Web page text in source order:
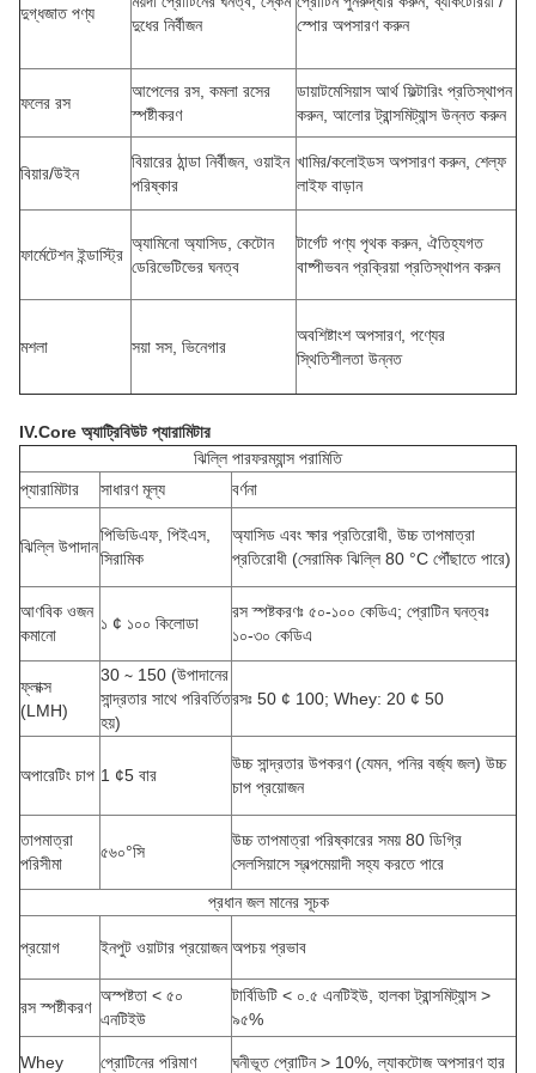
দুগ্ধজাত পণ্য
দুধের নির্বীজন
স্পোর অপসারণ করুন
ফলের রস
আপেলের রস, কমলা রসের
স্পষ্টীকরণ
ডায়াটমেসিয়াস আর্থ ফিল্টারিং প্রতিস্থাপন
করুন, আলোর ট্রান্সমিট্যান্স উন্নত করুন
বিয়ার/উইন
বিয়ারের ঠান্ডা নির্বীজন, ওয়াইন
পরিষ্কার
খামির/কলোইডস অপসারণ করুন, শেল্ফ
লাইফ বাড়ান
ফার্মেটেশন ইন্ডাস্ট্রি
অ্যামিনো অ্যাসিড, কেটোন
ডেরিভেটিভের ঘনত্ব
টার্গেট পণ্য পৃথক করুন, ঐতিহ্যগত
বাষ্পীভবন প্রক্রিয়া প্রতিস্থাপন করুন
মশলা সয়া সস, ভিনেগার
অবশিষ্টাংশ অপসারণ, পণ্যের
স্থিতিশীলতা উন্নত
IV.Core অ্যাট্রিবিউট প্যারামিটার
ঝিল্লি পারফরম্যান্স পরামিতি
প্যারামিটার
সাধারণ মূল্য বর্ণনা
ঝিল্লি উপাদান
পিভিডিএফ, পিইএস,
সিরামিক
অ্যাসিড এবং ক্ষার প্রতিরোধী, উচ্চ তাপমাত্রা
প্রতিরোধী (সেরামিক ঝিল্লি 80 °C পৌঁছাতে পারে)
আণবিক ওজন
কমানো
১ ¢ ১০০ কিলোডা
রস স্পষ্টকরণঃ ৫০-১০০ কেডিএ; প্রোটিন ঘনত্বঃ
১০-৩০ কেডিএ
ফ্লাক্স
(LMH)
30 ∼ 150 (উপাদানের
সান্দ্রতার সাথে পরিবর্তিত
হয়)
রসঃ 50 ¢ 100; Whey: 20 ¢ 50
অপারেটিং চাপ 1 ¢5 বার
উচ্চ সান্দ্রতার উপকরণ (যেমন, পনির বর্জ্য জল) উচ্চ
চাপ প্রয়োজন
তাপমাত্রা
পরিসীমা
৫৬০°সি
উচ্চ তাপমাত্রা পরিষ্কারের সময় 80 ডিগ্রি
সেলসিয়াসে স্বল্পমেয়াদী সহ্য করতে পারে
প্রধান জল মানের সূচক
প্রয়োগ ইনপুট ওয়াটার প্রয়োজন অপচয় প্রভাব
রস স্পষ্টীকরণ
অস্পষ্টতা < ৫০
এনটিইউ
টার্বিডিটি < ০.৫ এনটিইউ, হালকা ট্রান্সমিট্যান্স >
৯৫%
Whey
প্রোটিনের পরিমাণ
ঘনীভূত প্রোটিন > 10%, ল্যাকটোজ অপসারণ হার